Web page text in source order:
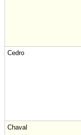
Cedro
Chaval